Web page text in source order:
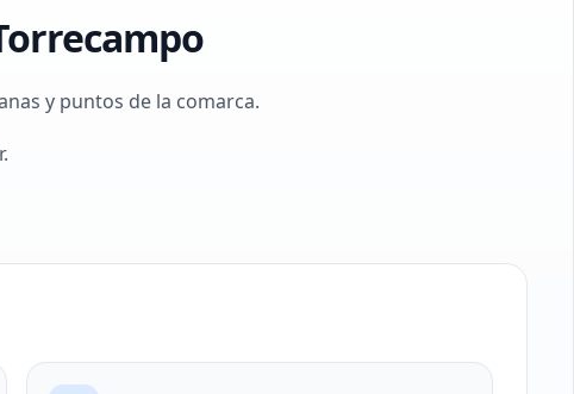
y puntos de la comarca.